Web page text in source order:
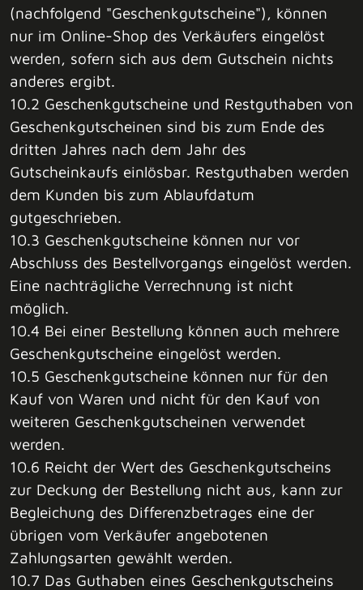
(nachfolgend "Geschenkgutscheine"), können
nur im Online-Shop des Verkäufers eingelöst
werden, sofern sich aus dem Gutschein nichts
anderes ergibt.
10.2 Geschenkgutscheine und Restguthaben von
Geschenkgutscheinen sind bis zum Ende des
dritten Jahres nach dem Jahr des
Gutscheinkaufs einlösbar. Restguthaben werden
dem Kunden bis zum Ablaufdatum
gutgeschrieben.
10.3 Geschenkgutscheine können nur vor
Abschluss des Bestellvorgangs eingelöst werden.
Eine nachträgliche Verrechnung ist nicht
möglich.
10.4 Bei einer Bestellung können auch mehrere
Geschenkgutscheine eingelöst werden.
10.5 Geschenkgutscheine können nur für den
Kauf von Waren und nicht für den Kauf von
weiteren Geschenkgutscheinen verwendet
werden.
10.6 Reicht der Wert des Geschenkgutscheins
zur Deckung der Bestellung nicht aus, kann zur
Begleichung des Differenzbetrages eine der
übrigen vom Verkäufer angebotenen
Zahlungsarten gewählt werden.
10.7 Das Guthaben eines Geschenkgutscheins